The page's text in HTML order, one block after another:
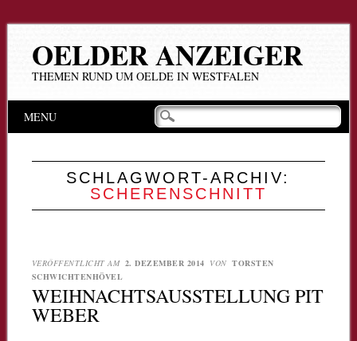
OELDER ANZEIGER
THEMEN RUND UM OELDE IN WESTFALEN
Hauptmenü
Inhalt
MENU
SCHLAGWORT-ARCHIV:
SCHERENSCHNITT
VERÖFFENTLICHT AM 2. DEZEMBER 2014 VON TORSTEN
SCHWICHTENHÖVEL
WEIHNACHTSAUSSTELLUNG PIT
WEBER